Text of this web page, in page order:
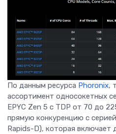
По данным ресурса Phoronix,
ассортимент односокетных
EPYC Zen 5 с TDP от 70 до
прямую конкуренцию с
Rapids-D), которая включает